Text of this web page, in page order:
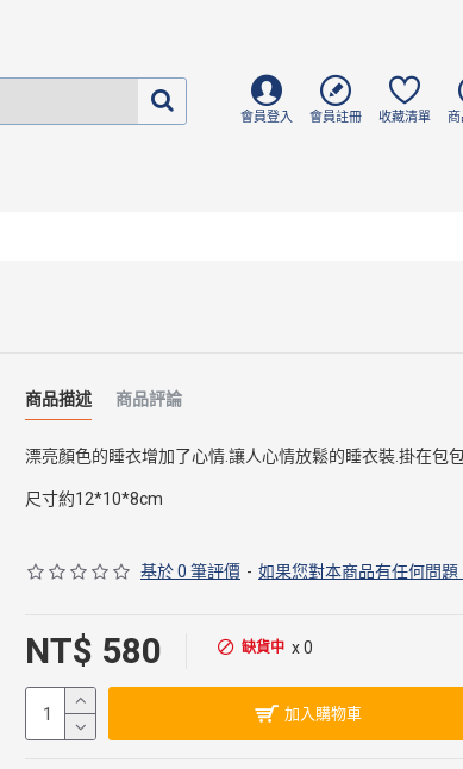
會員登入 會員註冊 收藏清單 商
商品描述 商品評論
漂亮顏色的睡衣增加了心情.讓人心情放鬆的睡衣裝.掛在包
尺寸約12*10*8cm
基於 0 筆評價 - 如果您對本商品有任何問題
NT$ 580 缺貨中 x 0
加入購物車